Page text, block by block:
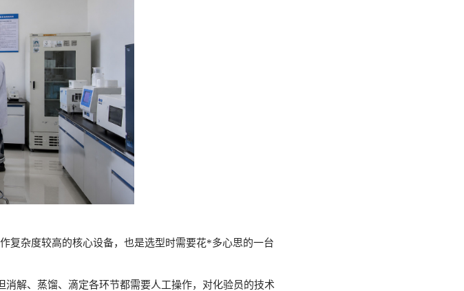
复杂度较高的核心设备，也是选型时需要花*多心思的一台
解、蒸馏、滴定各环节都需要人工操作，对化验员的技术